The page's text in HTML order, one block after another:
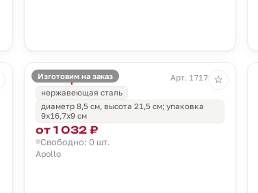
Изготовим на заказ
Шейкер Nellie
Арт. 17178.00
нержавеющая сталь
диаметр 8,5 см, высота 21,5 см; упаковка
9х16,7х9 см
от 1 032 ₽
Свободно: 0 шт.
Apollo
☆